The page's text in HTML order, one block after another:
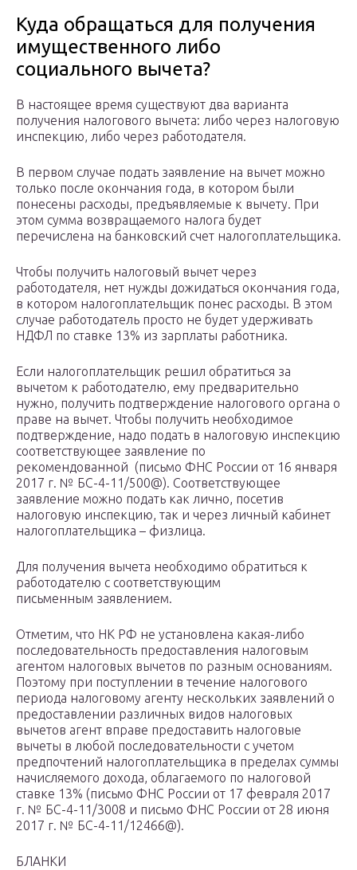
Куда обращаться для получения
имущественного либо
социального вычета?
В настоящее время существуют два варианта
получения налогового вычета: либо через налоговую
инспекцию, либо через работодателя.
В первом случае подать заявление на вычет можно
только после окончания года, в котором были
понесены расходы, предъявляемые к вычету. При
этом сумма возвращаемого налога будет
перечислена на банковский счет налогоплательщика.
Чтобы получить налоговый вычет через
работодателя, нет нужды дожидаться окончания года,
в котором налогоплательщик понес расходы. В этом
случае работодатель просто не будет удерживать
НДФЛ по ставке 13% из зарплаты работника.
Если налогоплательщик решил обратиться за
вычетом к работодателю, ему предварительно
нужно, получить подтверждение налогового органа о
праве на вычет. Чтобы получить необходимое
подтверждение, надо подать в налоговую инспекцию
соответствующее заявление по
рекомендованной (письмо ФНС России от 16 января
2017 г. № БС-4-11/500@). Соответствующее
заявление можно подать как лично, посетив
налоговую инспекцию, так и через личный кабинет
налогоплательщика – физлица.
Для получения вычета необходимо обратиться к
работодателю с соответствующим
письменным заявлением.
Отметим, что НК РФ не установлена какая-либо
последовательность предоставления налоговым
агентом налоговых вычетов по разным основаниям.
Поэтому при поступлении в течение налогового
периода налоговому агенту нескольких заявлений о
предоставлении различных видов налоговых
вычетов агент вправе предоставить налоговые
вычеты в любой последовательности с учетом
предпочтений налогоплательщика в пределах суммы
начисляемого дохода, облагаемого по налоговой
ставке 13% (письмо ФНС России от 17 февраля 2017
г. № БС-4-11/3008 и письмо ФНС России от 28 июня
2017 г. № БС-4-11/12466@).
БЛАНКИ